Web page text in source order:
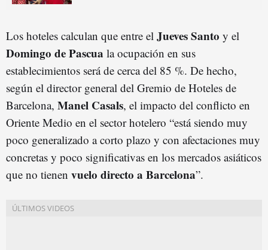
Los hoteles calculan que entre el Jueves Santo y el
Domingo de Pascua la ocupación en sus
establecimientos será de cerca del 85 %. De hecho,
según el director general del Gremio de Hoteles de
Barcelona, Manel Casals, el impacto del conflicto en
Oriente Medio en el sector hotelero “está siendo muy
poco generalizado a corto plazo y con afectaciones muy
concretas y poco significativas en los mercados asiáticos
que no tienen vuelo directo a Barcelona”.